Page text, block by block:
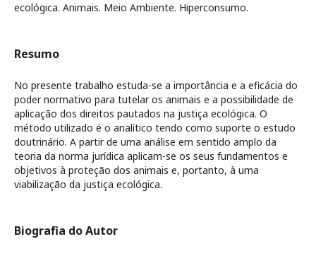
ecológica. Animais. Meio Ambiente. Hiperconsumo.
Resumo
No presente trabalho estuda-se a importância e a eficácia do
poder normativo para tutelar os animais e a possibilidade de
aplicação dos direitos pautados na justiça ecológica. O
método utilizado é o analítico tendo como suporte o estudo
doutrinário. A partir de uma análise em sentido amplo da
teoria da norma jurídica aplicam-se os seus fundamentos e
objetivos à proteção dos animais e, portanto, à uma
viabilização da justiça ecológica.
Biografia do Autor